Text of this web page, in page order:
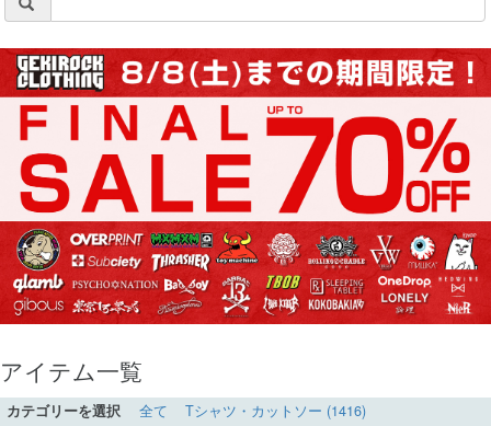
アイテム一覧
カテゴリーを選択 全て
Tシャツ・カットソー (1416)